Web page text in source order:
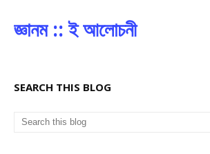
জ্ঞানম :: ই আলোচনী
SEARCH THIS BLOG